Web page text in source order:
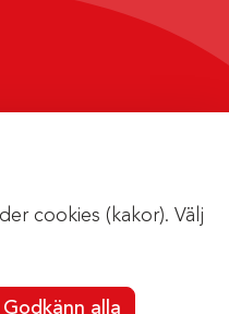
cookies (kakor). Välj
Godkänn alla